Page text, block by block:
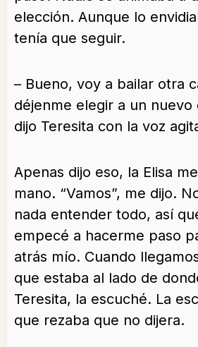
elección. Aunque lo
tenía que seguir.
– Bueno, voy a bailar otra
déjenme elegir a un nuevo
dijo Teresita con la voz
Apenas dijo eso, la Elisa
mano. “Vamos”, me dijo.
nada entender todo, así
empecé a hacerme paso
atrás mío. Cuando
que estaba al lado de
Teresita, la escuché. La
que rezaba que no dijera.